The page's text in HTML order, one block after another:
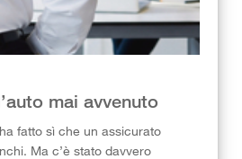
mai avvenuto
fatto sì che un assicurato
Ma c’è stato davvero